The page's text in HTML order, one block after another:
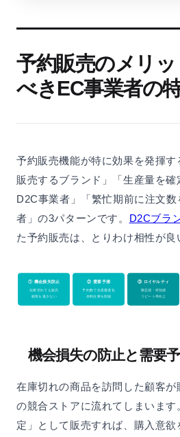
予約販売のメリ
べきEC事業者の
予約販売機能が特に効果を発揮
販売するブランド」「生産量を
D2C事業者」「繁忙期前に注文
者」の3パターンです。 D2Cブラ
た予約販売は、とりわけ相性が良
① 機会損失防止
在庫切れでも販売
顧客を逃さない
② 需要予測
予約数で生産最適化
余剰在庫を削減
③ ロイヤルティ
限定感・特別感
リピート率向上
機会損失の防止と需要
在庫切れの商品を訪問した顧客
の競合ストアに流れてしまいま
定」として販売すれば、購入意